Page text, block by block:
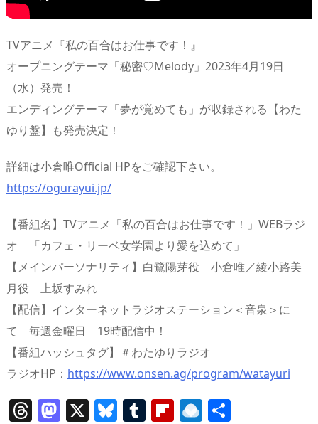
TVアニメ『私の百合はお仕事です！』
オープニングテーマ「秘密♡Melody」2023年4月19日
（水）発売！
エンディングテーマ「夢が覚めても」が収録される【わた
ゆり盤】も発売決定！
詳細は小倉唯Official HPをご確認下さい。
https://ogurayui.jp/
【番組名】TVアニメ「私の百合はお仕事です！」WEBラジ
オ 「カフェ・リーベ女学園より愛を込めて」
【メインパーソナリティ】白鷺陽芽役 小倉唯／綾小路美
月役 上坂すみれ
【配信】インターネットラジオステーション＜音泉＞に
て 毎週金曜日 19時配信中！
【番組ハッシュタグ】＃わたゆりラジオ
ラジオHP： https://www.onsen.ag/program/watayuri
T M X Bl T Fl R